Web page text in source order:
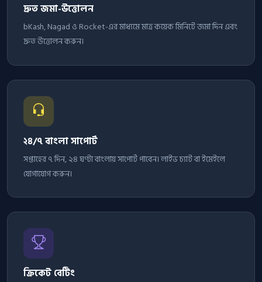
দ্রুত জমা-উত্তোলন
bKash, Nagad ও Rocket-এর মাধ্যমে মাত্র কয়েক মিনিটে জমা দিন এবং
দ্রুত উত্তোলন করুন।
২৪/৭ বাংলা সাপোর্ট
সপ্তাহের ৭ দিন, ২৪ ঘণ্টা বাংলায় সাপোর্ট পাবেন। লাইভ চ্যাট বা ইমেইলে
যোগাযোগ করুন।
ক্রিকেট বেটিং